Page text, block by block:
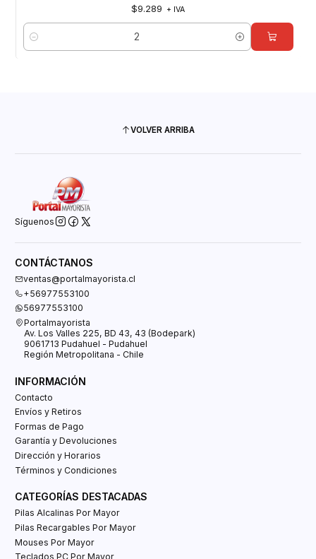
$9.289 + IVA
Cantidad
VOLVER ARRIBA
Síguenos
CONTÁCTANOS
ventas@portalmayorista.cl
+56977553100
56977553100
Portalmayorista
Av. Los Valles 225, BD 43, 43 (Bodepark)
9061713 Pudahuel - Pudahuel
Región Metropolitana - Chile
INFORMACIÓN
Contacto
Envíos y Retiros
Formas de Pago
Garantía y Devoluciones
Dirección y Horarios
Términos y Condiciones
CATEGORÍAS DESTACADAS
Pilas Alcalinas Por Mayor
Pilas Recargables Por Mayor
Mouses Por Mayor
Teclados PC Por Mayor